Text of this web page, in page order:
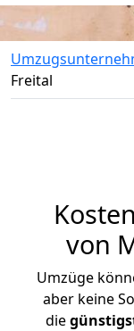
Freital
von
Umzüge
aber keine
die